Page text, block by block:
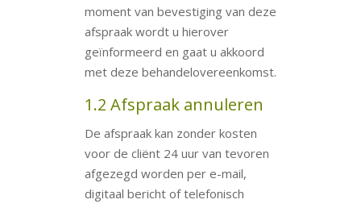
moment van bevestiging van deze
afspraak wordt u hierover
geïnformeerd en gaat u akkoord
met deze behandelovereenkomst.
1.2 Afspraak annuleren
De afspraak kan zonder kosten
voor de cliënt 24 uur van tevoren
afgezegd worden per e-mail,
digitaal bericht of telefonisch